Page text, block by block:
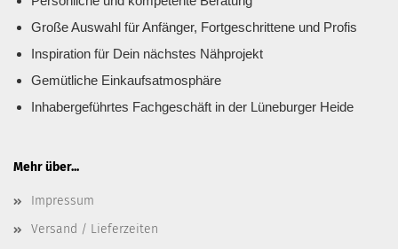
Große Auswahl für Anfänger, Fortgeschrittene und Profis
Inspiration für Dein nächstes Nähprojekt
Gemütliche Einkaufsatmosphäre
Inhabergeführtes Fachgeschäft in der Lüneburger Heide
Mehr über...
Impressum
Versand / Lieferzeiten